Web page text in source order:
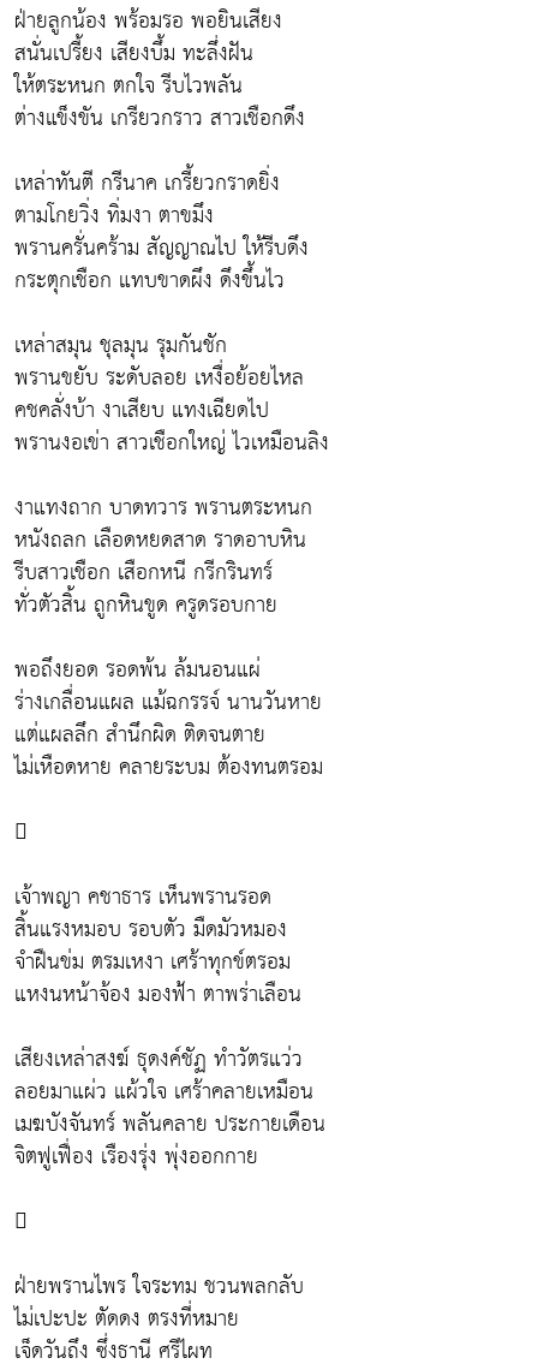
ฝ่ายลูกน้อง พร้อมรอ พอยินเสียง
สนั่นเปรี้ยง เสียงบึ้ม ทะลึ่งฝัน
ให้ตระหนก ตกใจ รีบไวพลัน
ต่างแข็งขัน เกรียวกราว สาวเชือกดึง
เหล่าทันตี กรีนาค เกรี้ยวกราดยิ่ง
ตามโกยวิ่ง ทิ่มงา ตาขมึง
พรานครั่นคร้าม สัญญาณไป ให้รีบดึง
กระตุกเชือก แทบขาดผึง ดึงขึ้นไว
เหล่าสมุน ชุลมุน รุมกันชัก
พรานขยับ ระดับลอย เหงื่อย้อยไหล
คชคลั่งบ้า งาเสียบ แทงเฉียดไป
พรานงอเข่า สาวเชือกใหญ่ ไวเหมือนลิง
งาแทงถาก บาดทวาร พรานตระหนก
หนังถลก เลือดหยดสาด ราดอาบหิน
รีบสาวเชือก เสือกหนี กรีกรินทร์
ทั่วตัวสิ้น ถูกหินขูด ครูดรอบกาย
พอถึงยอด รอดพ้น ล้มนอนแผ่
ร่างเกลื่อนแผล แม้ฉกรรจ์ นานวันหาย
แต่แผลลึก สำนึกผิด ติดจนตาย
ไม่เหือดหาย คลายระบม ต้องทนตรอม

เจ้าพญา คชาธาร เห็นพรานรอด
สิ้นแรงหมอบ รอบตัว มืดมัวหมอง
จำฝืนข่ม ตรมเหงา เศร้าทุกข์ตรอม
แหงนหน้าจ้อง มองฟ้า ตาพร่าเลือน
เสียงเหล่าสงฆ์ ธุดงค์ชัฏ ทำวัตรแว่ว
ลอยมาแผ่ว แผ้วใจ เศร้าคลายเหมือน
เมฆบังจันทร์ พลันคลาย ประกายเดือน
จิตฟูเฟื่อง เรืองรุ่ง พุ่งออกกาย

ฝ่ายพรานไพร ใจระทม ชวนพลกลับ
ไม่เปะปะ ตัดดง ตรงที่หมาย
เจ็ดวันถึง ซึ่งธานี ศรีไผท